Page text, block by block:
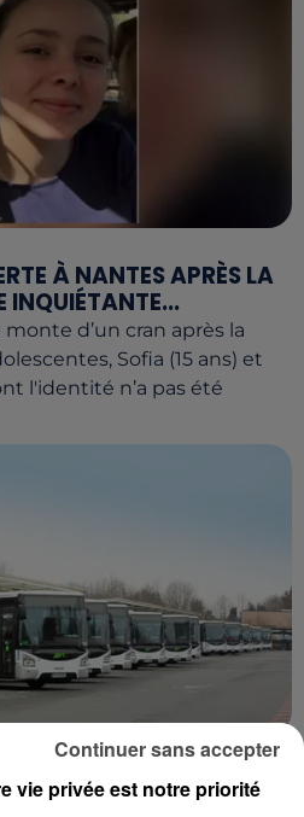
À NANTES APRÈS LA
INQUIÉTANTE...
d’un cran après la
Sofia (15 ans) et
l'identité n’a pas été
: UN CONDUCTEUR
vie privée est notre priorité
Continuer sans accepter